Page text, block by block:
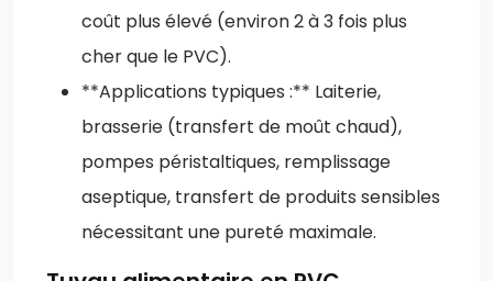
coût plus élevé (environ 2 à 3 fois plus
cher que le PVC).
**Applications typiques :** Laiterie,
brasserie (transfert de moût chaud),
pompes péristaltiques, remplissage
aseptique, transfert de produits sensibles
nécessitant une pureté maximale.